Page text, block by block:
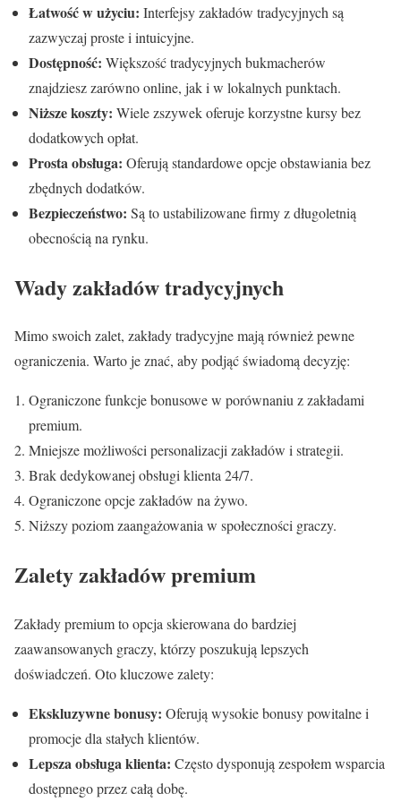
Łatwość w użyciu: Interfejsy zakładów tradycyjnych są
zazwyczaj proste i intuicyjne.
Dostępność: Większość tradycyjnych bukmacherów
znajdziesz zarówno online, jak i w lokalnych punktach.
Niższe koszty: Wiele zszywek oferuje korzystne kursy bez
dodatkowych opłat.
Prosta obsługa: Oferują standardowe opcje obstawiania bez
zbędnych dodatków.
Bezpieczeństwo: Są to ustabilizowane firmy z długoletnią
obecnością na rynku.
Wady zakładów tradycyjnych
Mimo swoich zalet, zakłady tradycyjne mają również pewne
ograniczenia. Warto je znać, aby podjąć świadomą decyzję:
Ograniczone funkcje bonusowe w porównaniu z zakładami
premium.
Mniejsze możliwości personalizacji zakładów i strategii.
Brak dedykowanej obsługi klienta 24/7.
Ograniczone opcje zakładów na żywo.
Niższy poziom zaangażowania w społeczności graczy.
Zalety zakładów premium
Zakłady premium to opcja skierowana do bardziej
zaawansowanych graczy, którzy poszukują lepszych
doświadczeń. Oto kluczowe zalety:
Ekskluzywne bonusy: Oferują wysokie bonusy powitalne i
promocje dla stałych klientów.
Lepsza obsługa klienta: Często dysponują zespołem wsparcia
dostępnego przez całą dobę.